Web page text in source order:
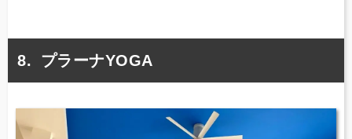
プラーナYOGA